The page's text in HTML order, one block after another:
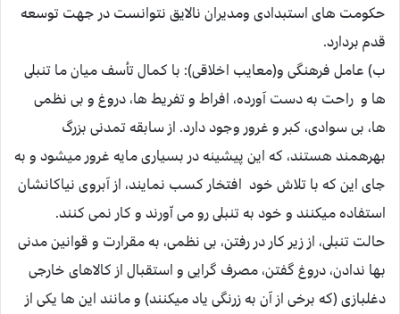
حكومت ‏هاى استبدادى ومديران نالايق نتوانست در جهت توسعه
قدم بردارد.
ب) عامل فرهنگى و(معايب اخلاقى): با كمال تأسف ميان ما تنبلى
ها و راحت به دست آورده، افراط و تفريط ها، دروغ و بى نظمى
ها، بى سوادى، كبر و غرور وجود دارد. از سابقه تمدنى بزرگ
بهره‏مند هستند، كه اين پيشينه در بسيارى مايه غرور ميشود و به
جاى اين كه با تلاش خود افتخار كسب نمايند، از آبروى نياكانشان
استفاده ميكنند و خود به تنبلى رو مى اّورند و كار نمى كنند.
حالت تنبلى، از زير كار در رفتن، بى نظمى، به مقرارت و قوانين مدنى
بها ندادن، دروغ گفتن، مصرف گرايى و استقبال از كالاهاى خارجى
دغلبازى (كه برخى از آن به زرنگى ياد ميكنند) و مانند اين‏ ها يكى از